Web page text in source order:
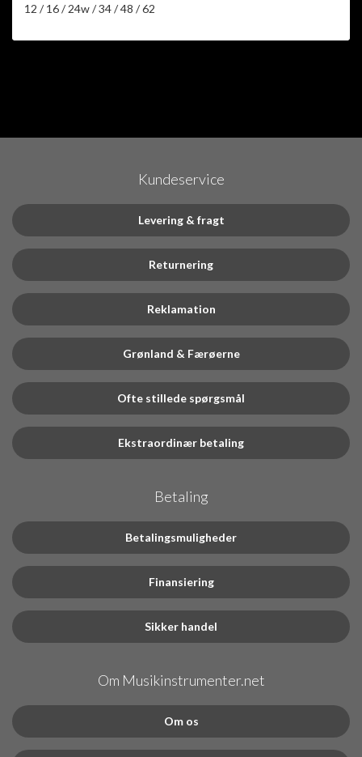
12 / 16 / 24w / 34 / 48 / 62
Kundeservice
Levering & fragt
Returnering
Reklamation
Grønland & Færøerne
Ofte stillede spørgsmål
Ekstraordinær betaling
Betaling
Betalingsmuligheder
Finansiering
Sikker handel
Om Musikinstrumenter.net
Om os